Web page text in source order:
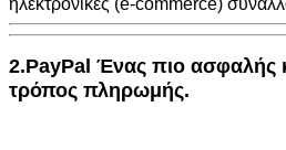
2.PayPal Ένας πιο ασφαλής
τρόπος πληρωμής.